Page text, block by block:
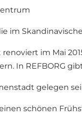
im
im Mai
In REFBORG
gelegen
schönen